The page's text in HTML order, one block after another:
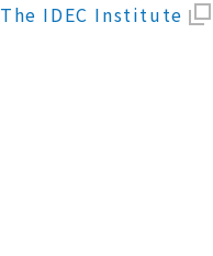
The IDEC Institute